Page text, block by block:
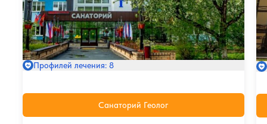
Профилей лечения: 8
Санаторий Геолог